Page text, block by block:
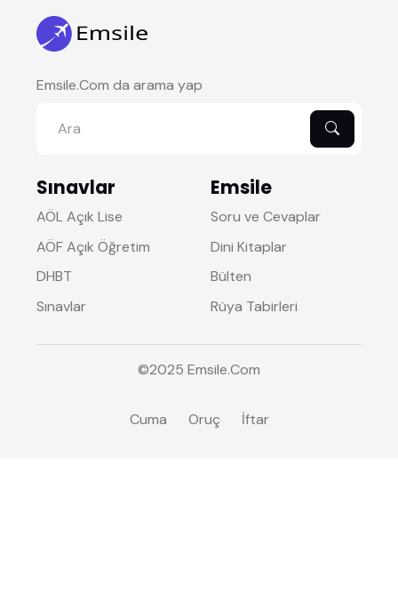
Emsile.Com da arama yap
Sınavlar
AÖL Açık Lise
AÖF Açık Öğretim
DHBT
Sınavlar
Emsile
Soru ve Cevaplar
Dini Kitaplar
Bülten
Rüya Tabirleri
©2025 Emsile.Com
Cuma Oruç İftar